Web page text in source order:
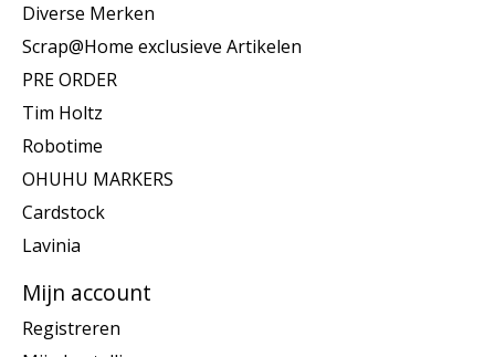
Diverse Merken
Scrap@Home exclusieve Artikelen
PRE ORDER
Tim Holtz
Robotime
OHUHU MARKERS
Cardstock
Lavinia
Mijn account
Registreren